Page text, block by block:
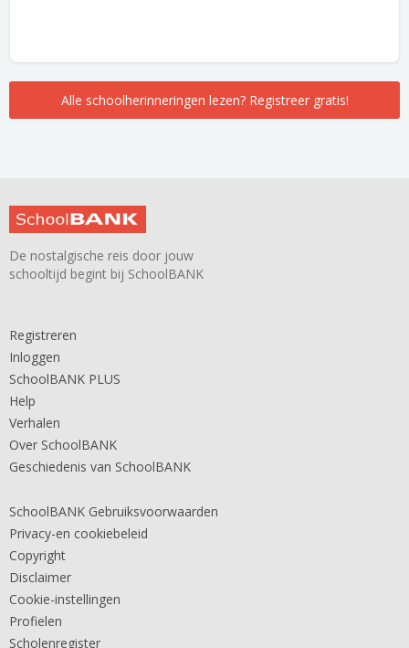
Alle schoolherinneringen lezen? Registreer gratis!
De nostalgische reis door jouw
schooltijd begint bij SchoolBANK
Registreren
Inloggen
SchoolBANK PLUS
Help
Verhalen
Over SchoolBANK
Geschiedenis van SchoolBANK
SchoolBANK Gebruiksvoorwaarden
Privacy-en cookiebeleid
Copyright
Disclaimer
Cookie-instellingen
Profielen
Scholenregister